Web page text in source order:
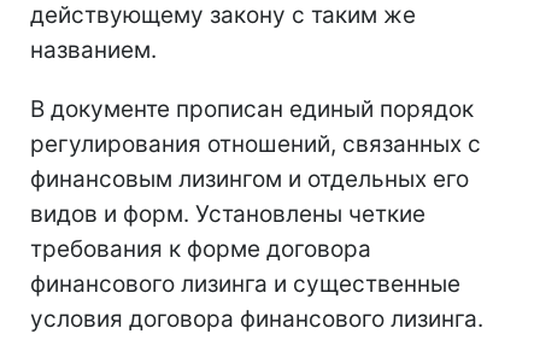
действующему закону с таким же
названием.
В документе прописан единый порядок
регулирования отношений, связанных с
финансовым лизингом и отдельных его
видов и форм. Установлены четкие
требования к форме договора
финансового лизинга и существенные
условия договора финансового лизинга.